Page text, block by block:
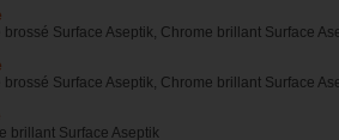
Surface Aseptik, Chrome brillant Surface
Surface Aseptik, Chrome brillant Surface
brillant Surface Aseptik